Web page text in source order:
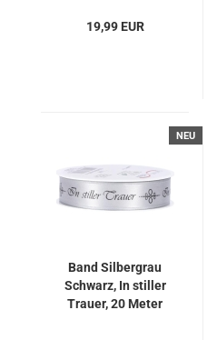
19,99 EUR
NEU
Band Silbergrau
Schwarz, In stiller
Trauer, 20 Meter